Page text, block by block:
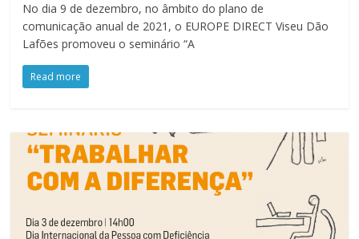
No dia 9 de dezembro, no âmbito do plano de
comunicação anual de 2021, o EUROPE DIRECT Viseu Dão
Lafões promoveu o seminário “A
Read more